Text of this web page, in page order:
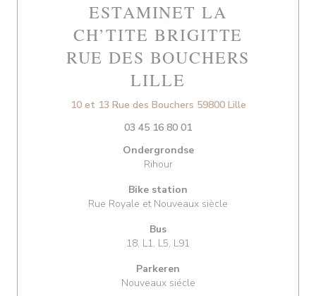
ESTAMINET LA
CH’TITE BRIGITTE
RUE DES BOUCHERS
LILLE
10 et 13 Rue des Bouchers 59800 Lille((opent in een
03 45 16 80 01
Ondergrondse
Rihour
Bike station
Rue Royale et Nouveaux siècle
Bus
18, L1, L5, L91
Parkeren
Nouveaux siécle